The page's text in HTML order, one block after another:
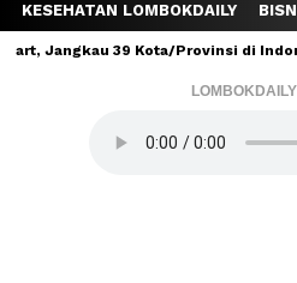
KESEHATAN LOMBOKDAILY
39 Kota/Provinsi di Indonesia